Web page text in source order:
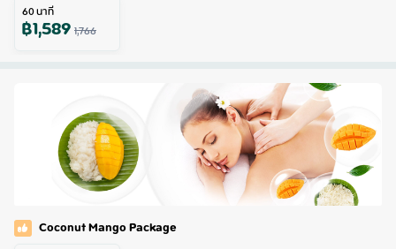
60นาที
฿1,5891,766
Coconut Mango Package